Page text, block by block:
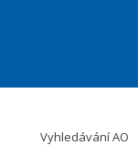
Vyhledávání AO